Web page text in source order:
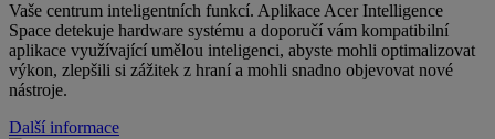
Vaše centrum inteligentních funkcí. Aplikace Acer Intelligence
Space detekuje hardware systému a doporučí vám kompatibilní
aplikace využívající umělou inteligenci, abyste mohli optimalizovat
výkon, zlepšili si zážitek z hraní a mohli snadno objevovat nové
nástroje.
Další informace